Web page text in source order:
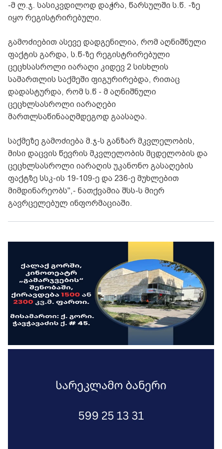
-მ ლ.ჯ. სასიკვდილოდ დაჭრა, წარსულში ს.წ. -ზე
იყო რეგისტრირებული.
გამოძიებით ასევე დადგენილია, რომ აღნიშნული
ფაქტის გარდა, ს.წ-ზე რეგისტრირებული
ცეცხსასროლი იარაღი კიდევ 2 სისხლის
სამართლის საქმეში ფიგურირებდა, რითაც
დადასტურდა, რომ ს.წ - მ აღნიშნული
ცეცხლსასროლი იარაღები
მართლსაწინააღმდეგოდ გაასაღა.
საქმეზე გამოძიება მ.ჯ-ს განზარ მკვლელობის,
მისი დაცვის წევრის მკვლელობის მცდელობის და
ცეცხლსასროლი იარაღის უკანონო გასაღების
ფაქტზე სსკ-ის 19-109-ე და 236-ე მუხლებით
მიმდინარეობს",- ნათქვამია შსს-ს მიერ
გავრცელებულ ინფორმაციაში.